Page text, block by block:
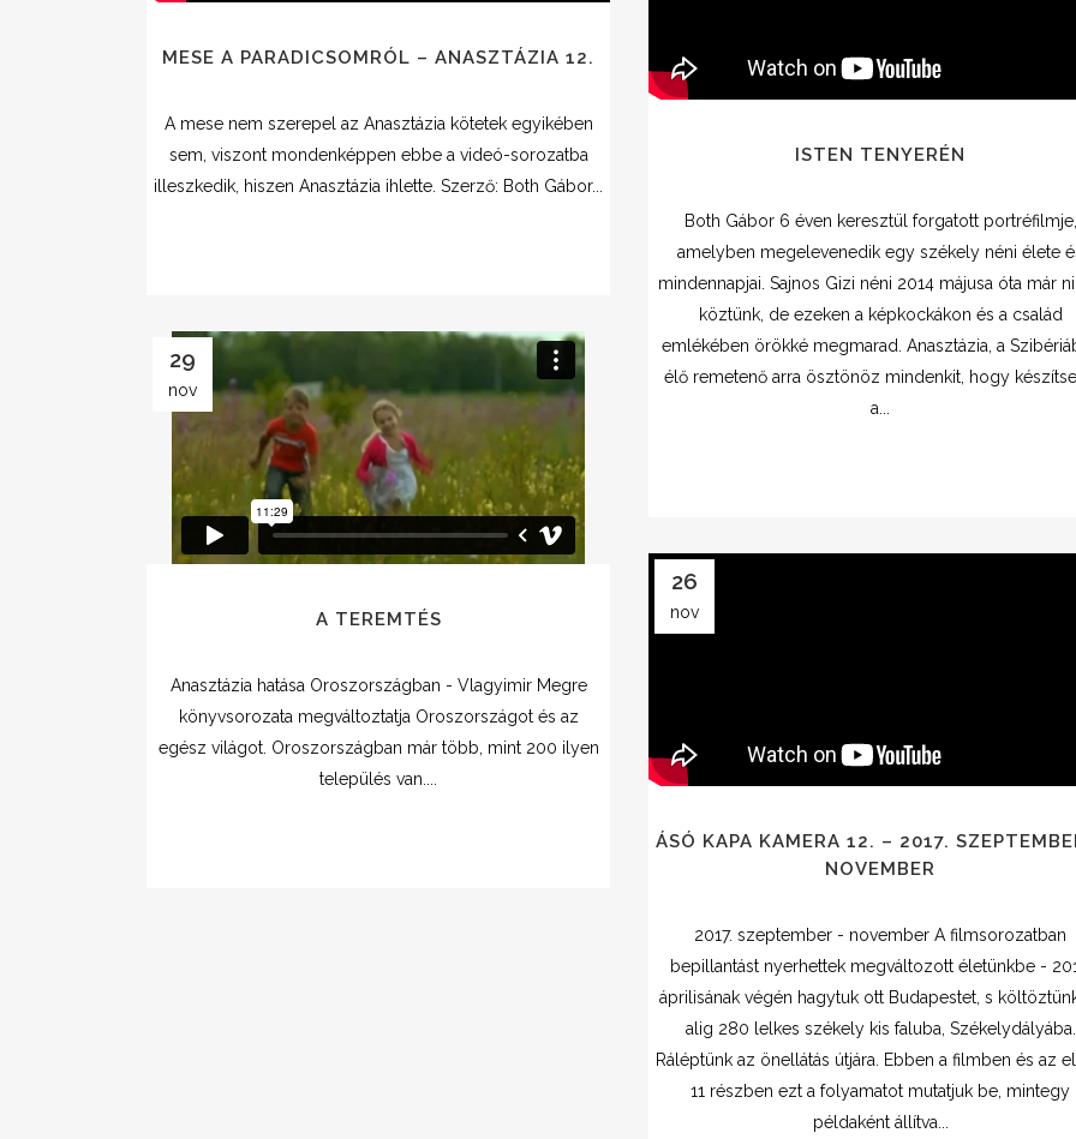
MESE A PARADICSOMRÓL – ANASZTÁZIA 12.
A mese nem szerepel az Anasztázia kötetek egyikében
sem, viszont mondenképpen ebbe a videó-sorozatba
illeszkedik, hiszen Anasztázia ihlette. Szerző: Both Gábor...
ISTEN TENYERÉN
Both Gábor 6 éven keresztül forgatott portréfilmje,
amelyben megelevenedik egy székely néni élete
mindennapjai. Sajnos Gizi néni 2014 májusa óta már
köztünk, de ezeken a képkockákon és a család
emlékében örökké megmarad. Anasztázia, a
élő remetenő arra ösztönöz mindenkit, hogy
a...
29
nov
A TEREMTÉS
Anasztázia hatása Oroszországban - Vlagyimir Megre
könyvsorozata megváltoztatja Oroszországot és az
egész világot. Oroszországban már több, mint 200 ilyen
település van....
26
nov
ÁSÓ KAPA KAMERA 12. – 2017.
NOVEMBER
2017. szeptember - november A filmsorozatban
bepillantást nyerhettek megváltozott életünkbe -
áprilisának végén hagytuk ott Budapestet, s
alig 280 lelkes székely kis faluba, Székelydályába.
Ráléptünk az önellátás útjára. Ebben a filmben és az
11 részben ezt a folyamatot mutatjuk be, mintegy
példaként állítva...